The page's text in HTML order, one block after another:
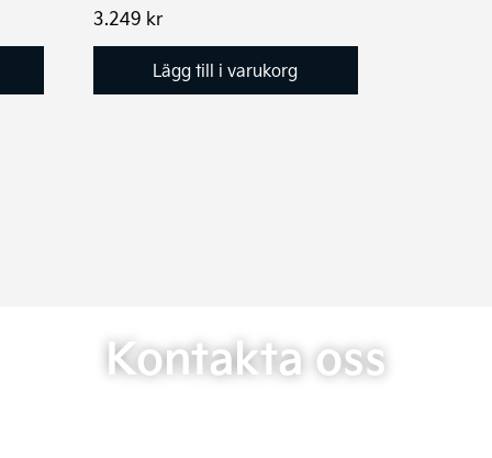
kr
3.249 kr
Lägg till i varukorg
Kontakta oss